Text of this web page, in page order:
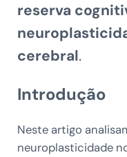
reserva
cerebral.
Introdução
Neste artigo
neuroplasticidade